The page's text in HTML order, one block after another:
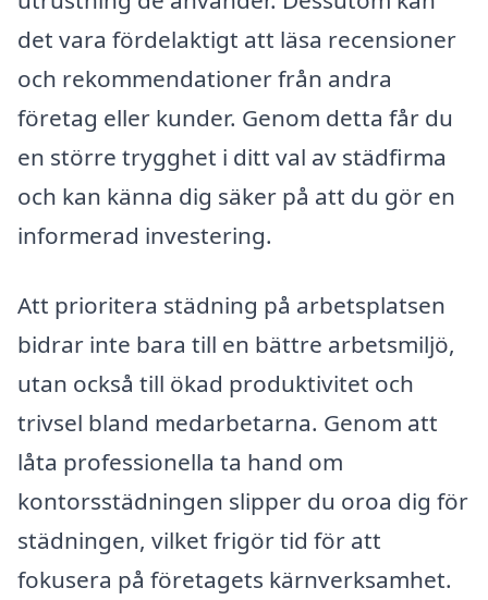
det vara fördelaktigt att läsa recensioner
och rekommendationer från andra
företag eller kunder. Genom detta får du
en större trygghet i ditt val av städfirma
och kan känna dig säker på att du gör en
informerad investering.
Att prioritera städning på arbetsplatsen
bidrar inte bara till en bättre arbetsmiljö,
utan också till ökad produktivitet och
trivsel bland medarbetarna. Genom att
låta professionella ta hand om
kontorsstädningen slipper du oroa dig för
städningen, vilket frigör tid för att
fokusera på företagets kärnverksamhet.